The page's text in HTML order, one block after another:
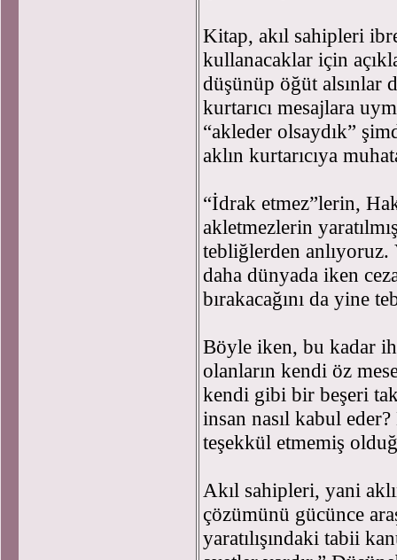
Kitap, akıl sahipleri
kullanacaklar için
düşünüp öğüt alsınlar
kurtarıcı mesajlara
“akleder olsaydık”
aklın kurtarıcıya
“İdrak etmez”lerin,
akletmezlerin
tebliğlerden anlıyoruz.
daha dünyada iken
bırakacağını da yine
Böyle iken, bu kadar
olanların kendi öz
kendi gibi bir beşeri
insan nasıl kabul
teşekkül etmemiş
Akıl sahipleri, yani
çözümünü gücünce
yaratılışındaki tabii